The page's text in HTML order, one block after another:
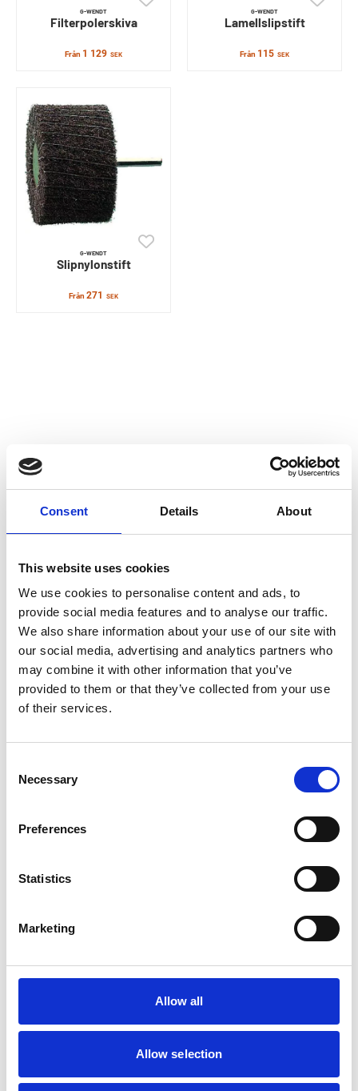
Consent Details About
This website uses cookies
We use cookies to personalise content and ads, to
provide social media features and to analyse our traffic.
We also share information about your use of our site with
our social media, advertising and analytics partners who
may combine it with other information that you’ve
provided to them or that they’ve collected from your use
of their services.
Selection
Necessary
Preferences
Statistics
Marketing
Allow all
Allow selection
G-WENDT
Filterpolerskiva
Från 1 129 SEK
G-WENDT
Lamellslipstift
Från 115 SEK
G-WENDT
Slipnylonstift
Från 271 SEK